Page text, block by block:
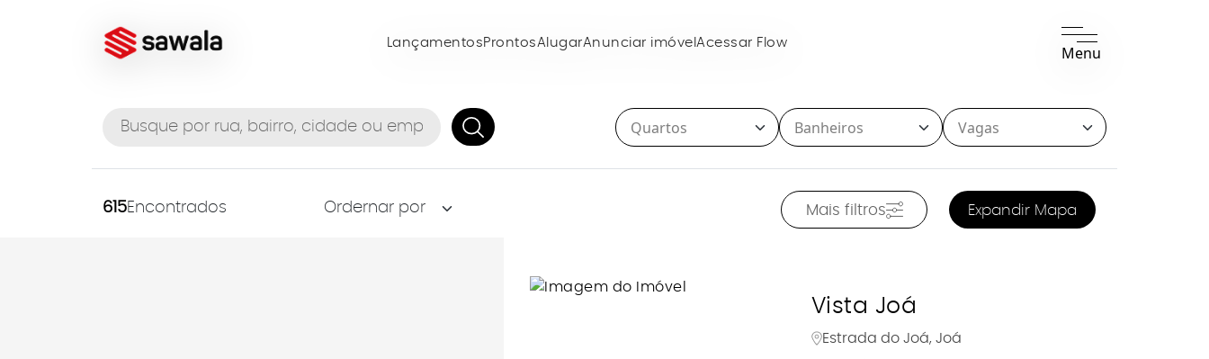
Lançamentos Prontos AlugarAnunciar imóvel Acessar Flow
Menu
615Encontrados Mais filtros Expandir Mapa
Vista Joá
Estrada do Joá, Joá